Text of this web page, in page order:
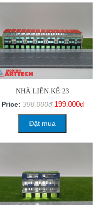
NHÀ LIÊN KẾ 23
Price: 398.000đ 199.000đ
Đặt mua